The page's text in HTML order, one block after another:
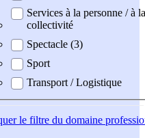
Services à la personne / à la
collectivité
Spectacle (3)
Sport
Transport / Logistique
le filtre du domaine